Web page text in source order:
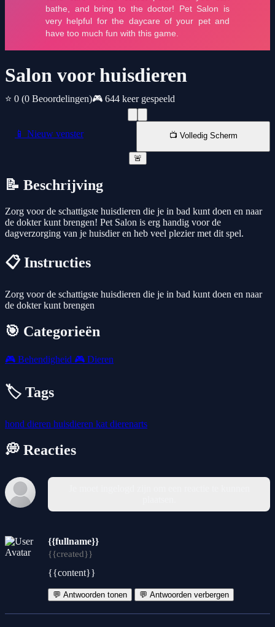
Salon voor huisdieren
⭐ 0 (0 Beoordelingen)🎮 644 keer gespeeld
📱 Nieuw venster 📺 Volledig Scherm
🚨
📝 Beschrijving
Zorg voor de schattigste huisdieren die je in bad kunt doen en naar
de dokter kunt brengen! Pet Salon is erg handig voor de
dagverzorging van je huisdier en heb veel plezier met dit spel.
📋 Instructies
Zorg voor de schattigste huisdieren die je in bad kunt doen en naar
de dokter kunt brengen
🎯 Categorieën
🎮 Behendigheid 🎮 Dieren
🏷️ Tags
hond dieren huisdieren kat dierenarts
💭 Reacties
{{fullname}}
{{created}}
{{content}}
💬 Antwoorden tonen 💬 Antwoorden verbergen